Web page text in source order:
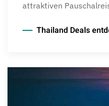
attraktiven
Thailand Deals